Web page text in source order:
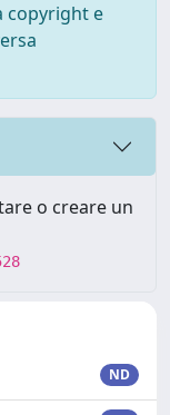
copyright e
o creare un
ND